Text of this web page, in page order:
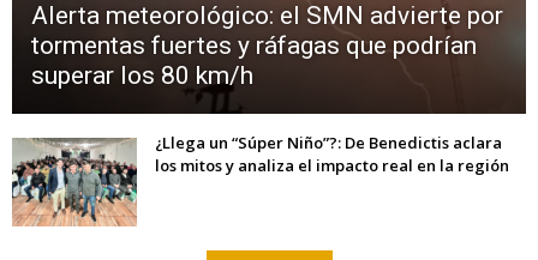
Alerta meteorológico: el SMN advierte por
tormentas fuertes y ráfagas que podrían
superar los 80 km/h
¿Llega un “Súper Niño”?: De Benedictis aclara
los mitos y analiza el impacto real en la región